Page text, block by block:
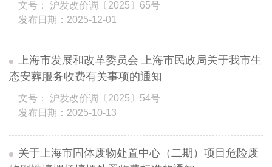
文号： 沪发改价调〔2025〕65号
发布日期：2025-12-01
上海市发展和改革委员会 上海市民政局关于我市生
态安葬服务收费有关事项的通知
文号： 沪发改价调〔2025〕54号
发布日期：2025-10-13
关于上海市固体废物处置中心（二期）项目危险废